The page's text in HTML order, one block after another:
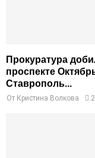
Прокуратура
проспекте
Ставрополь...
От Кристина Волкова